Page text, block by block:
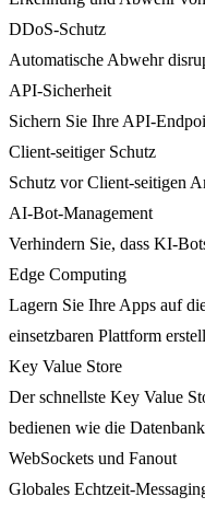
DDoS-Schutz
Automatische Abwehr
API-Sicherheit
Sichern Sie Ihre API-
Client-seitiger Schutz
Schutz vor Client-seitigen
AI-Bot-Management
Verhindern Sie, dass KI-
Edge Computing
Lagern Sie Ihre Apps auf
einsetzbaren Plattform
Key Value Store
Der schnellste Key Value
bedienen wie die
WebSockets und Fanout
Globales Echtzeit-